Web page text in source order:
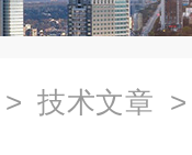
> 技术文章